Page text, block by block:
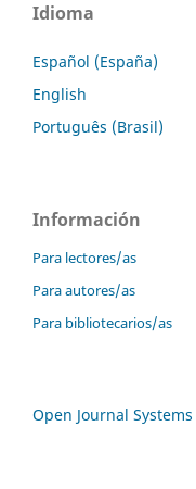
Idioma
Español (España)
English
Português (Brasil)
Información
Para lectores/as
Para autores/as
Para bibliotecarios/as
Open Journal Systems